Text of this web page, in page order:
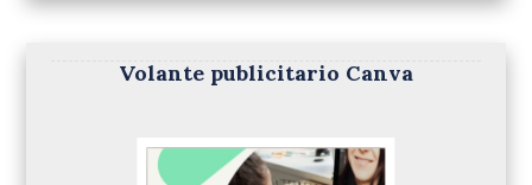
Volante publicitario Canva